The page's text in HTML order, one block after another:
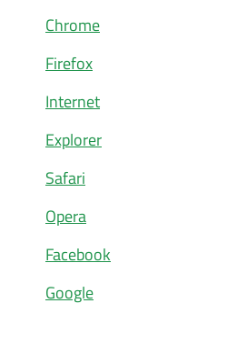
Chrome
Firefox
Internet
Explorer
Safari
Opera
Facebook
Google